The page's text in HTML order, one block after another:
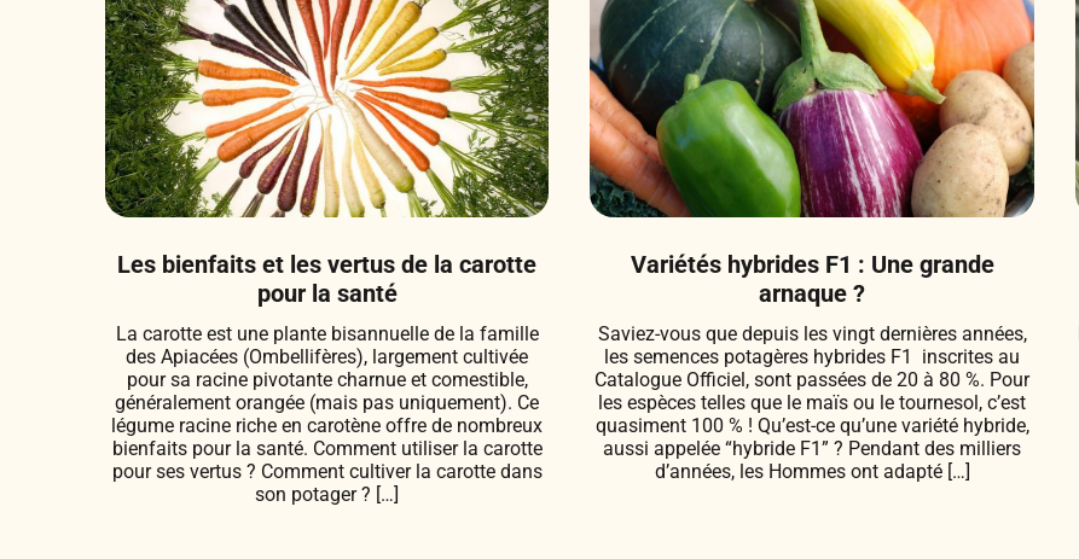
Les bienfaits et les vertus de la carotte
pour la santé
La carotte est une plante bisannuelle de la famille
des Apiacées (Ombellifères), largement cultivée
pour sa racine pivotante charnue et comestible,
généralement orangée (mais pas uniquement). Ce
légume racine riche en carotène offre de nombreux
bienfaits pour la santé. Comment utiliser la carotte
pour ses vertus ? Comment cultiver la carotte dans
son potager ? […]
Variétés hybrides F1 : Une grande
arnaque ?
Saviez-vous que depuis les vingt dernières années,
les semences potagères hybrides F1 inscrites au
Catalogue Officiel, sont passées de 20 à 80 %. Pour
les espèces telles que le maïs ou le tournesol, c’est
quasiment 100 % ! Qu’est-ce qu’une variété hybride,
aussi appelée “hybride F1” ? Pendant des milliers
d’années, les Hommes ont adapté […]